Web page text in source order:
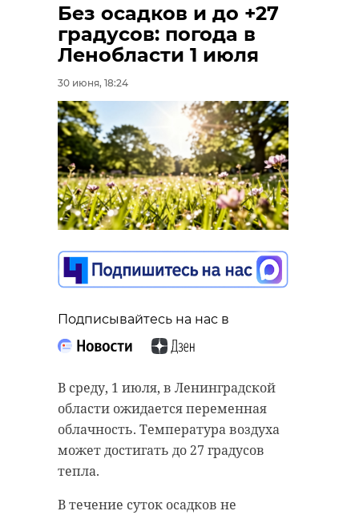
Без осадков и до +27
градусов: погода в
Ленобласти 1 июля
30 июня, 18:24
Подписывайтесь на нас в
В среду, 1 июля, в Ленинградской
области ожидается переменная
облачность. Температура воздуха
может достигать до 27 градусов
тепла.
В течение суток осадков не